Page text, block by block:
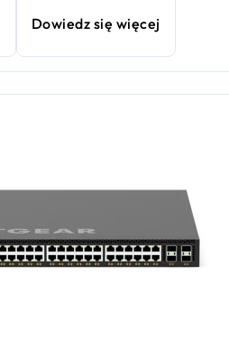
Dowiedz się więcej